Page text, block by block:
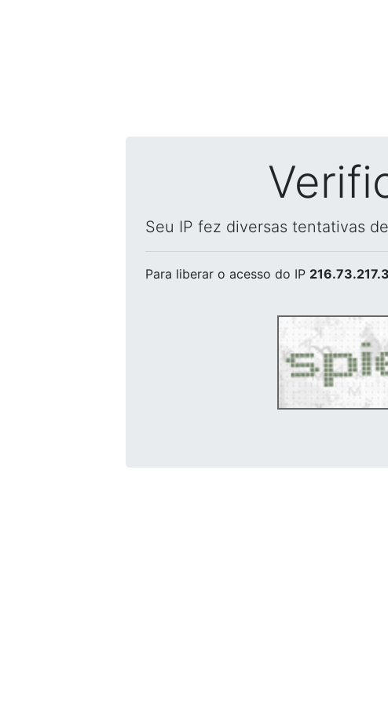
Seu IP fez diversas tentativas
Para liberar o acesso do IP